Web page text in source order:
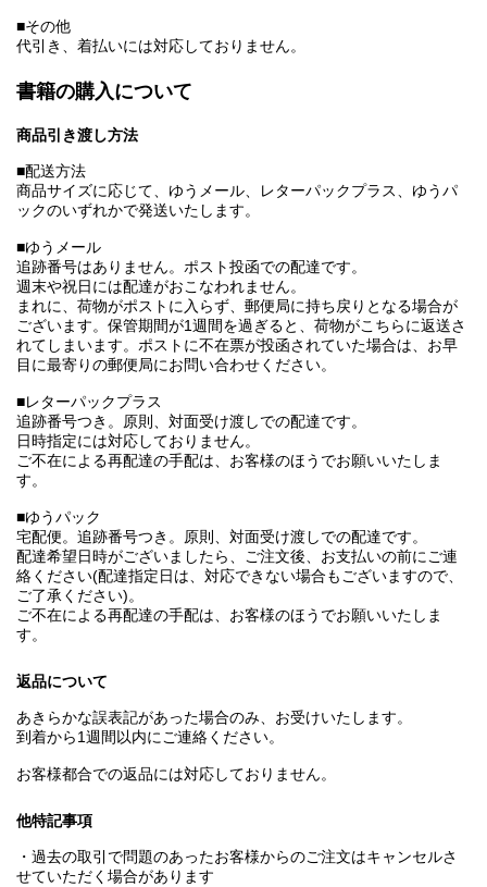
■その他
代引き、着払いには対応しておりません。
書籍の購入について
商品引き渡し方法
■配送方法
商品サイズに応じて、ゆうメール、レターパックプラス、ゆうパ
ックのいずれかで発送いたします。
■ゆうメール
追跡番号はありません。ポスト投函での配達です。
週末や祝日には配達がおこなわれません。
まれに、荷物がポストに入らず、郵便局に持ち戻りとなる場合が
ございます。保管期間が1週間を過ぎると、荷物がこちらに返送さ
れてしまいます。ポストに不在票が投函されていた場合は、お早
目に最寄りの郵便局にお問い合わせください。
■レターパックプラス
追跡番号つき。原則、対面受け渡しでの配達です。
日時指定には対応しておりません。
ご不在による再配達の手配は、お客様のほうでお願いいたしま
す。
■ゆうパック
宅配便。追跡番号つき。原則、対面受け渡しでの配達です。
配達希望日時がございましたら、ご注文後、お支払いの前にご連
絡ください(配達指定日は、対応できない場合もございますので、
ご了承ください)。
ご不在による再配達の手配は、お客様のほうでお願いいたしま
す。
返品について
あきらかな誤表記があった場合のみ、お受けいたします。
到着から1週間以内にご連絡ください。
お客様都合での返品には対応しておりません。
他特記事項
・過去の取引で問題のあったお客様からのご注文はキャンセルさ
せていただく場合があります